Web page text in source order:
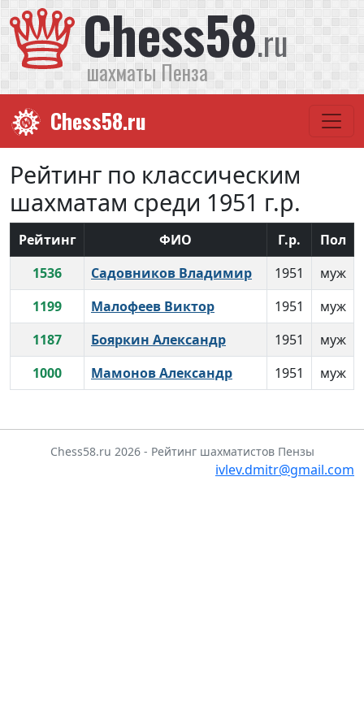
Chess58.ru
шахматы Пенза
Chess58.ru
Рейтинг по классическим
шахматам среди 1951 г.р.
Рейтинг ФИО Г.р.
Пол
1536
Садовников Владимир 1951
муж
1199
Малофеев Виктор 1951
муж
1187
Бояркин Александр 1951
муж
1000
Мамонов Александр 1951 муж
Chess58.ru 2026 - Рейтинг шахматистов Пензы
ivlev.dmitr@gmail.com